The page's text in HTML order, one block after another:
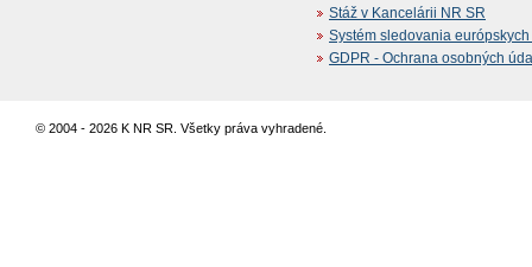
Stáž v Kancelárii NR SR
Systém sledovania
GDPR - Ochrana osobných
© 2004 - 2026 K NR SR. Všetky práva vyhradené.